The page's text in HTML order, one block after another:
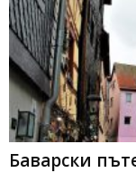
Баварски